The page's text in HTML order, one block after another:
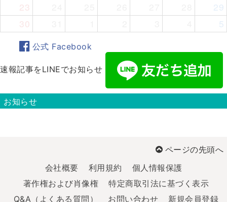
23
29
30
5
公式 Facebook
速報記事をLINEでお知らせ
お知らせ
ページの先頭へ
会社概要
利用規約
個人情報保護
著作権および肖像権
特定商取引法に基づく表示
Q&A（よくある質問）
お問い合わせ 新規会員登録